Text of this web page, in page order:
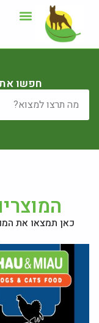
חפשו
כאן תמצאו את